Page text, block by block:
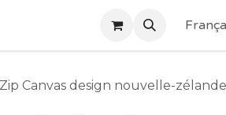
Canvas design nouvelle-